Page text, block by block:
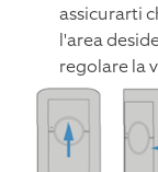
assicurarti
l'area
regolare la